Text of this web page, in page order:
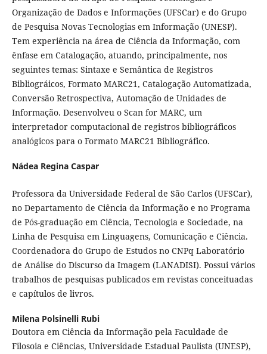
Organização de Dados e Informações (UFSCar) e do Grupo
de Pesquisa Novas Tecnologias em Informação (UNESP).
Tem experiência na área de Ciência da Informação, com
ênfase em Catalogação, atuando, principalmente, nos
seguintes temas: Sintaxe e Semântica de Registros
Bibliográicos, Formato MARC21, Catalogação Automatizada,
Conversão Retrospectiva, Automação de Unidades de
Informação. Desenvolveu o Scan for MARC, um
interpretador computacional de registros bibliográficos
analógicos para o Formato MARC21 Bibliográfico.
Nádea Regina Caspar
Professora da Universidade Federal de São Carlos (UFSCar),
no Departamento de Ciência da Informação e no Programa
de Pós-graduação em Ciência, Tecnologia e Sociedade, na
Linha de Pesquisa em Linguagens, Comunicação e Ciência.
Coordenadora do Grupo de Estudos no CNPq Laboratório
de Análise do Discurso da Imagem (LANADISI). Possui vários
trabalhos de pesquisas publicados em revistas conceituadas
e capítulos de livros.
Milena Polsinelli Rubi
Doutora em Ciência da Informação pela Faculdade de
Filosoia e Ciências, Universidade Estadual Paulista (UNESP),